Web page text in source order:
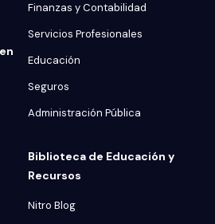
Finanzas y Contabilidad
Servicios Profesionales
Educación
Seguros
Administración Pública
Biblioteca de Educación y
Recursos
Nitro Blog